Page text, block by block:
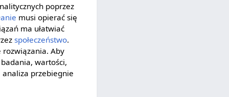
poprzez
musi opierać się
ma ułatwiać
społeczeństwo.
Aby
wartości,
analiza przebiegnie